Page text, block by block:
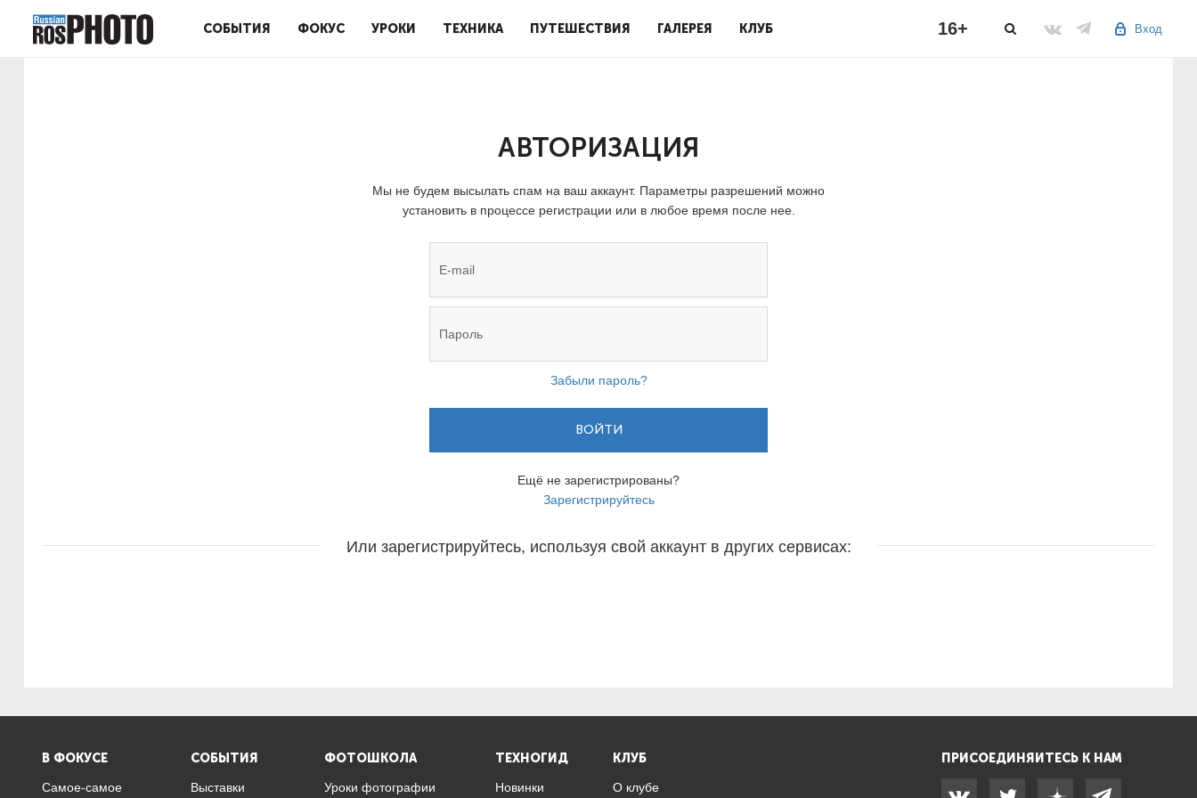
СОБЫТИЯ ФОКУС УРОКИ ТЕХНИКА ПУТЕШЕСТВИЯ ГАЛЕРЕЯ КЛУБ Вход
16+
АВТОРИЗАЦИЯ
Мы не будем высылать спам на ваш аккаунт. Параметры разрешений можно
установить в процессе регистрации или в любое время после нее.
Забыли пароль?
ВОЙТИ
Ещё не зарегистрированы?
Зарегистрируйтесь
Или зарегистрируйтесь, используя свой аккаунт в других сервисах:
В ФОКУСЕ
Самое-самое
СОБЫТИЯ
Выставки
ФОТОШКОЛА
Уроки фотографии
ТЕХНОГИД
Новинки
КЛУБ
О клубе
ПРИСОЕДИНЯЙТЕСЬ К НАМ